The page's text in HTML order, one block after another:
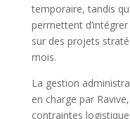
temporaire, tandis
permettent
sur des projets
mois.
La gestion
en charge par
contraintes